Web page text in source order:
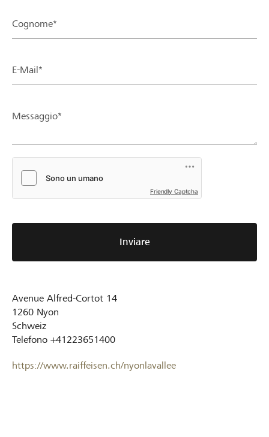
Cognome*
E-Mail*
Messaggio*
Friendly Captcha
Inviare
Avenue Alfred-Cortot 14
1260 Nyon
Schweiz
Telefono +41223651400
https://www.raiffeisen.ch/nyonlavallee